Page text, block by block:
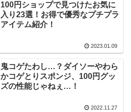
100円ショップで見つけたお気に
入り23選！お得で優秀なプチプラ
アイテム紹介！
2023.01.09
鬼コゲたわし…？ダイソーやわら
かコゲとりスポンジ、100円グッ
ズの性能じゃねぇ…！
2022.11.27